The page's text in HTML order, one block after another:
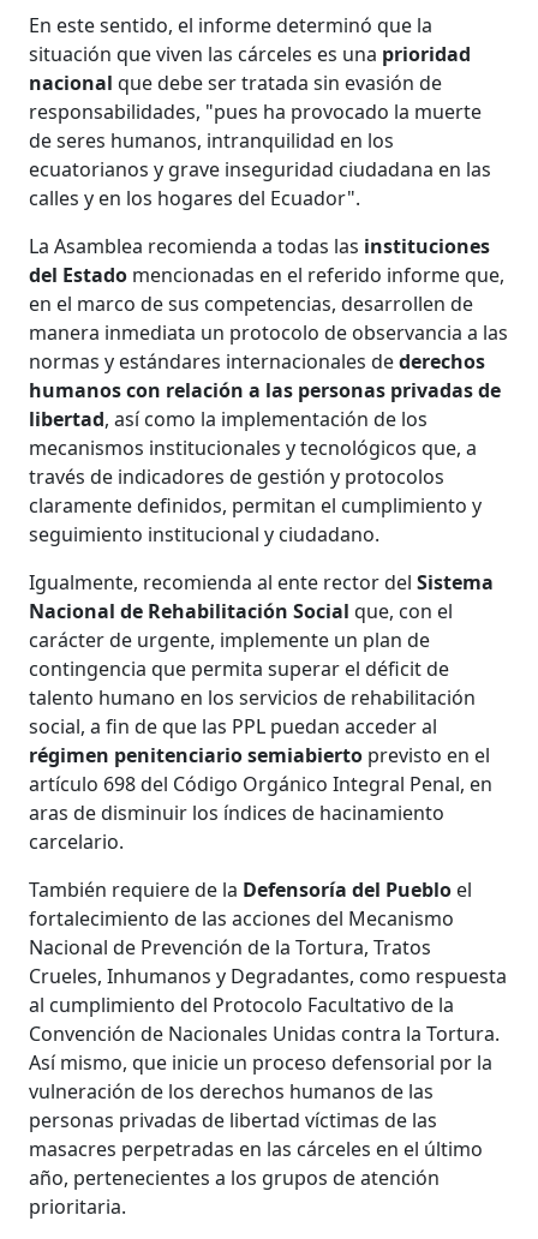
En este sentido, el informe determinó que la
situación que viven las cárceles es una prioridad
nacionalque debe ser tratada sin evasión de
responsabilidades, "pues ha provocado la muerte
de seres humanos, intranquilidad en los
ecuatorianos y grave inseguridad ciudadana en las
calles y en los hogares del Ecuador".
La Asamblea recomienda a todas las instituciones
del Estado mencionadas en el referido informe que,
en el marco de sus competencias, desarrollen de
manera inmediata un protocolo de observancia a las
normas y estándares internacionales dederechos
humanos con relación a las personas privadas de
libertad, así como la implementación de los
mecanismos institucionales y tecnológicos que, a
través de indicadores de gestión y protocolos
claramente definidos, permitan el cumplimiento y
seguimiento institucional y ciudadano.
Igualmente, recomienda al ente rector delSistema
Nacional de Rehabilitación Social que, con el
carácter de urgente, implemente un plan de
contingencia que permita superar el déficit de
talento humano en los servicios de rehabilitación
social, a fin de que las PPL puedan acceder al
régimen penitenciario semiabierto previsto en el
artículo 698 del Código Orgánico Integral Penal, en
aras de disminuir los índices de hacinamiento
carcelario.
También requiere de la Defensoría del Pueblo el
fortalecimiento de las acciones del Mecanismo
Nacional de Prevención de la Tortura, Tratos
Crueles, Inhumanos y Degradantes, como respuesta
al cumplimiento del Protocolo Facultativo de la
Convención de Nacionales Unidas contra la Tortura.
Así mismo, que inicie un proceso defensorial por la
vulneración de los derechos humanos de las
personas privadas de libertad víctimas de las
masacres perpetradas en las cárceles en el último
año, pertenecientes a los grupos de atención
prioritaria.